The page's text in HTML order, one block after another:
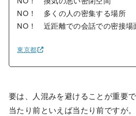
NO！ 多くの人の密集する場所
NO！ 近距離での会話での密接場
東京都
要は、人混みを避けることが重要で
当たり前といえば当たり前ですが。